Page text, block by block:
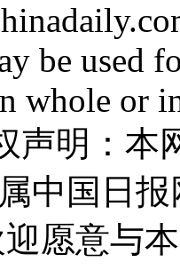
be used
whole or
声明：
中国日
愿意与